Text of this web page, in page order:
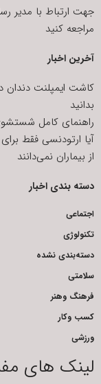
مراجعه کنید
آخرین اخبار
کاشت ایمپلنت دندان
بدانید
راهنمای کامل
آیا ارتودنسی فقط
از بیماران نمی‌دانند
دسته بندی اخبار
اجتماعی
تکنولوژی
دسته‌بندی نشده
سلامتی
فرهنگ وهنر
کسب وکار
ورزشی
لینک های